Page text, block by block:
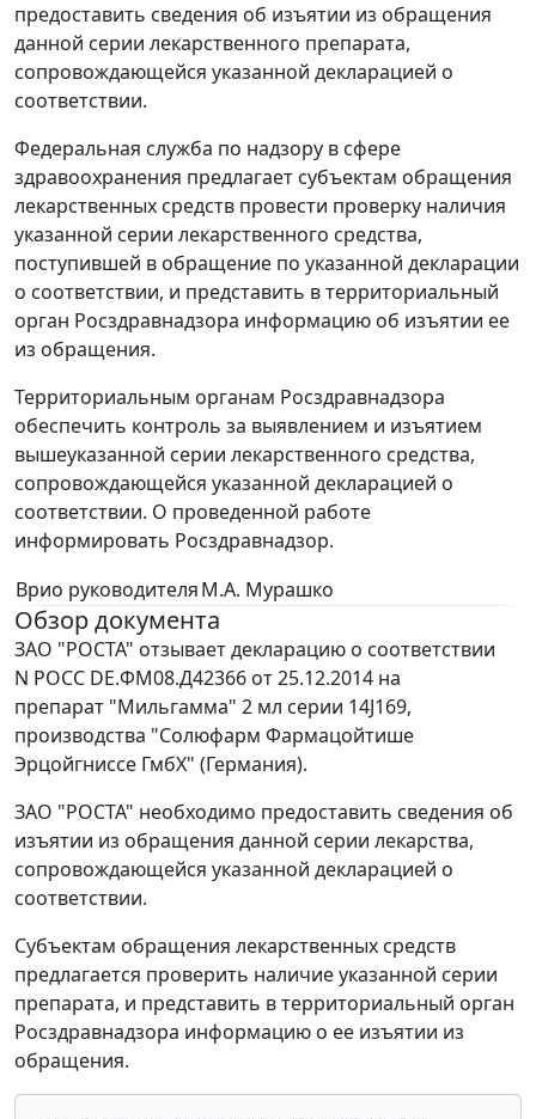
предоставить сведения об изъятии из обращения
данной серии лекарственного препарата,
сопровождающейся указанной декларацией о
соответствии.
Федеральная служба по надзору в сфере
здравоохранения предлагает субъектам обращения
лекарственных средств провести проверку наличия
указанной серии лекарственного средства,
поступившей в обращение по указанной декларации
о соответствии, и представить в территориальный
орган Росздравнадзора информацию об изъятии ее
из обращения.
Территориальным органам Росздравнадзора
обеспечить контроль за выявлением и изъятием
вышеуказанной серии лекарственного средства,
сопровождающейся указанной декларацией о
соответствии. О проведенной работе
информировать Росздравнадзор.
Врио руководителяМ.А. Мурашко
Обзор документа
ЗАО "РОСТА" отзывает декларацию о соответствии
N РОСС DE.ФМ08.Д42366 от 25.12.2014 на
препарат "Мильгамма" 2 мл серии 14J169,
производства "Солюфарм Фармацойтише
Эрцойгниссе ГмбХ" (Германия).
ЗАО "РОСТА" необходимо предоставить сведения об
изъятии из обращения данной серии лекарства,
сопровождающейся указанной декларацией о
соответствии.
Субъектам обращения лекарственных средств
предлагается проверить наличие указанной серии
препарата, и представить в территориальный орган
Росздравнадзора информацию о ее изъятии из
обращения.